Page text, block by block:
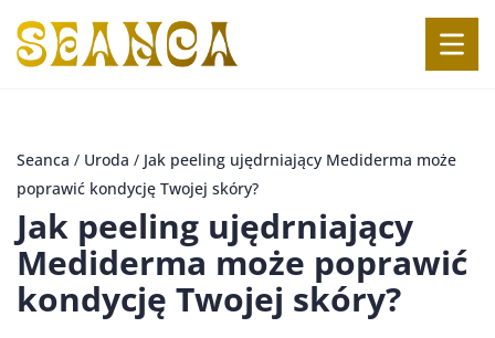
Seanca / Uroda / Jak peeling ujędrniający Mediderma może
poprawić kondycję Twojej skóry?
Jak peeling ujędrniający
Mediderma może poprawić
kondycję Twojej skóry?